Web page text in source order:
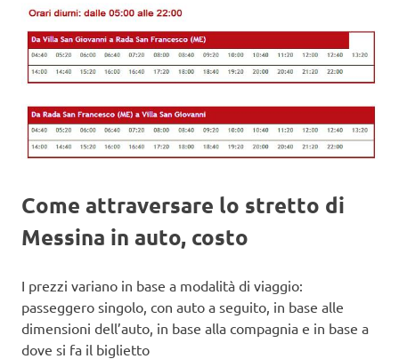
Come attraversare lo stretto di
Messina in auto, costo
I prezzi variano in base a modalità di viaggio:
passeggero singolo, con auto a seguito, in base alle
dimensioni dell’auto, in base alla compagnia e in base a
dove si fa il biglietto